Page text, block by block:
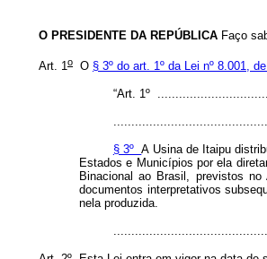
O PRESIDENTE DA REPÚBLICA Faço
Art. 1o O § 3º do art. 1º da Lei nº 8.001,
“Art. 1º
§ 3ºA Usina de Itaipu
Estados e Municípios por ela
Binacional ao Brasil, previstos
documentos interpretativos
nela produzida.